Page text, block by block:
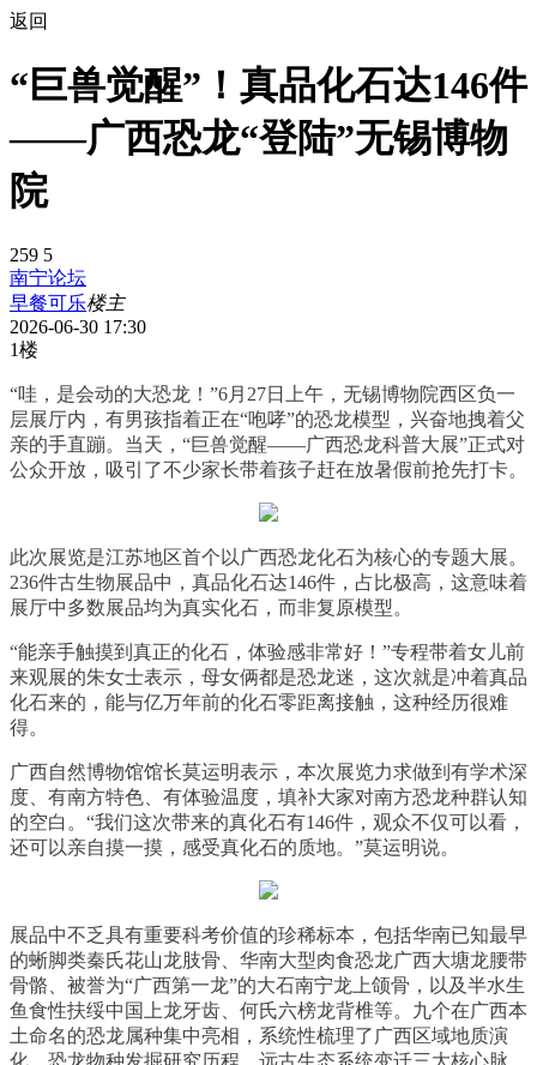
返回
“巨兽觉醒”！真品化石达146件
——广西恐龙“登陆”无锡博物
院
259 5
南宁论坛
早餐可乐楼主
2026-06-30 17:30
1楼
“哇，是会动的大恐龙！”6月27日上午，无锡博物院西区负一
层展厅内，有男孩指着正在“咆哮”的恐龙模型，兴奋地拽着父
亲的手直蹦。当天，“巨兽觉醒——广西恐龙科普大展”正式对
公众开放，吸引了不少家长带着孩子赶在放暑假前抢先打卡。
此次展览是江苏地区首个以广西恐龙化石为核心的专题大展。
236件古生物展品中，真品化石达146件，占比极高，这意味着
展厅中多数展品均为真实化石，而非复原模型。
“能亲手触摸到真正的化石，体验感非常好！”专程带着女儿前
来观展的朱女士表示，母女俩都是恐龙迷，这次就是冲着真品
化石来的，能与亿万年前的化石零距离接触，这种经历很难
得。
广西自然博物馆馆长莫运明表示，本次展览力求做到有学术深
度、有南方特色、有体验温度，填补大家对南方恐龙种群认知
的空白。“我们这次带来的真化石有146件，观众不仅可以看，
还可以亲自摸一摸，感受真化石的质地。”莫运明说。
展品中不乏具有重要科考价值的珍稀标本，包括华南已知最早
的蜥脚类秦氏花山龙肢骨、华南大型肉食恐龙广西大塘龙腰带
骨骼、被誉为“广西第一龙”的大石南宁龙上颌骨，以及半水生
鱼食性扶绥中国上龙牙齿、何氏六榜龙背椎等。九个在广西本
土命名的恐龙属种集中亮相，系统性梳理了广西区域地质演
化、恐龙物种发掘研究历程、远古生态系统变迁三大核心脉